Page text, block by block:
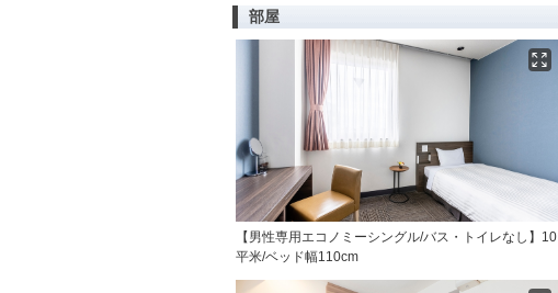
部屋
【男性専用エコノミーシングル/バス・トイレなし】10
平米/ベッド幅110cm